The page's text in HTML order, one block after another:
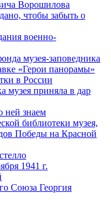
Ворошилова
чтобы забыть о
военно-
музея-заповедника
«Герои панорамы»
в России
музея приняла в дар
ней знаем
библиотеки музея,
Победы на Красной
1941 г.
Союза Георгия